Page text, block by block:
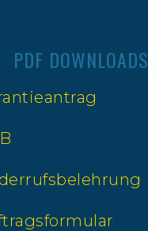
PDF DOWNLOADS